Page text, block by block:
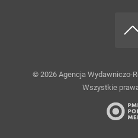
© 2026 Agencja Wydawniczo-
Wszystkie